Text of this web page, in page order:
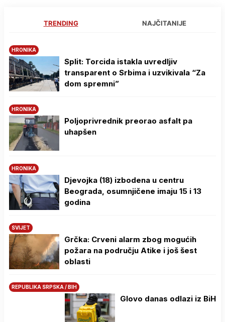
TRENDING NAJČITANIJE
HRONIKA
Split: Torcida istakla uvredljiv
transparent o Srbima i uzvikivala “Za
dom spremni”
HRONIKA
Poljoprivrednik preorao asfalt pa
uhapšen
HRONIKA
Djevojka (18) izbodena u centru
Beograda, osumnjičene imaju 15 i 13
godina
SVIJET
Grčka: Crveni alarm zbog mogućih
požara na području Atike i još šest
oblasti
REPUBLIKA SRPSKA / BIH
Glovo danas odlazi iz BiH